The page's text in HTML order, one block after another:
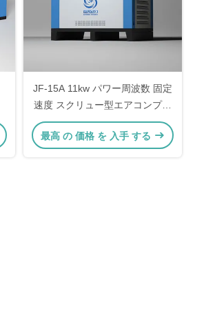
JF-15A 11kw パワー周波数 固定
速度 スクリュー型エアコンプレ
ッサー 電源 380V/3pH/50Hz
最高 の 価格 を 入手 する